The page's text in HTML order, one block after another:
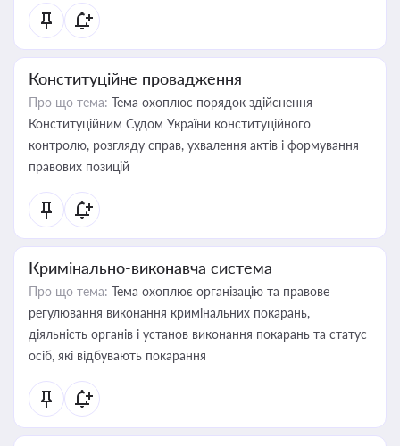
Конституційне провадження
Про що тема: Тема охоплює порядок здійснення
Конституційним Судом України конституційного
контролю, розгляду справ, ухвалення актів і формування
правових позицій
Кримінально-виконавча система
Про що тема: Тема охоплює організацію та правове
регулювання виконання кримінальних покарань,
діяльність органів і установ виконання покарань та статус
осіб, які відбувають покарання